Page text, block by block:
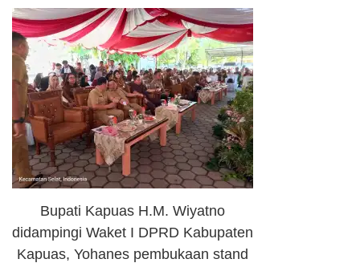
Bupati Kapuas H.M. Wiyatno
didampingi Waket I DPRD Kabupaten
Kapuas, Yohanes pembukaan stand